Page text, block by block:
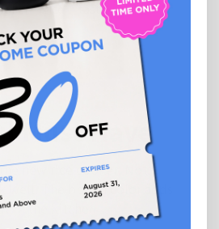
rice taste
Must Have
new rice cooker. Not
well. The brown color adds
in the kitchen